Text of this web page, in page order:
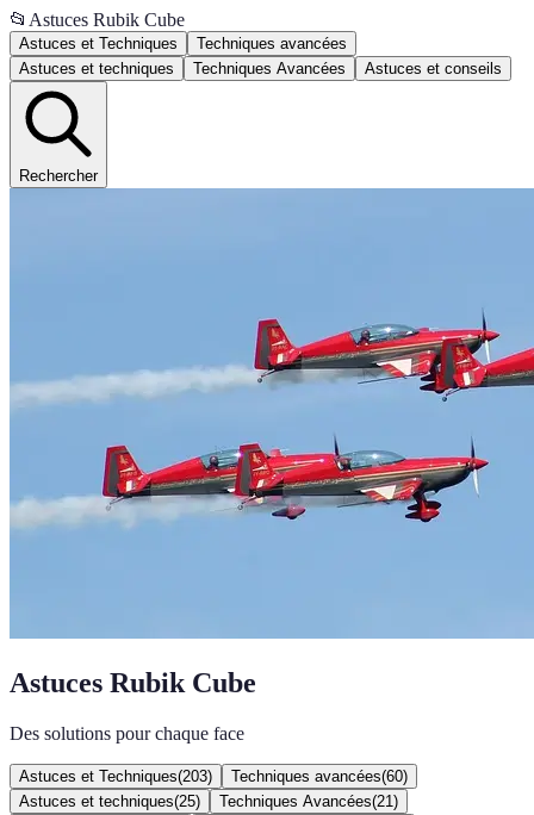
📂 Astuces Rubik Cube
Astuces et Techniques
Techniques avancées
Astuces et techniques
Techniques Avancées Astuces et conseils
Rechercher
Astuces Rubik Cube
Des solutions pour chaque face
Astuces et Techniques(203) Techniques avancées(60)
Astuces et techniques(25) Techniques Avancées(21 )